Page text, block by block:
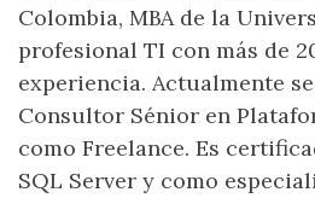
Colombia, MBA de la
profesional TI con más de
experiencia. Actualmente
Consultor Sénior en
como Freelance. Es
SQL Server y como